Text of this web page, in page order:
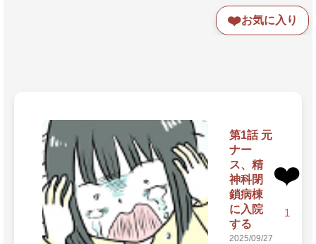
❤️お気に入り
第1話 元
ナー
ス、精
神科閉
鎖病棟
に入院
する
2025/09/27
❤️
1